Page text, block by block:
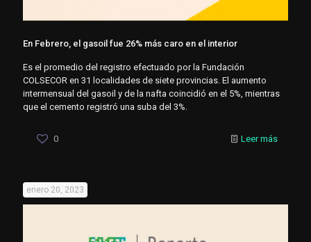
En Febrero, el gasoil fue 26% más caro en el interior
Es el promedio del registro efectuado por la Fundación
COLSECOR en 31 localidades de siete provincias. El aumento
intermensual del gasoil y de la nafta coincidió en el 5%, mientras
que el cemento registró una suba del 3%.
0 Leer más
enero 20, 2023